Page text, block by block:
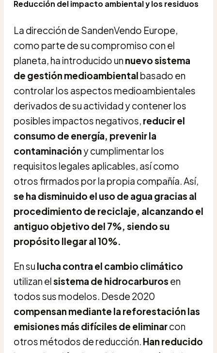
Reducción del impacto ambiental y los residuos
La dirección de SandenVendo Europe,
como parte de su compromiso con el
planeta, ha introducido un nuevosistema
de gestión medioambiental basado en
controlar los aspectos medioambientales
derivados de su actividad y contener los
posibles impactos negativos, reducir el
consumo de energía, prevenir la
contaminación y cumplimentar los
requisitos legales aplicables, así como
otros firmados por la propia compañía. Así,
se ha disminuido el uso de agua gracias al
procedimiento de reciclaje, alcanzando el
antiguo objetivo del 7%, siendo su
propósito llegar al 10%.
En su lucha contra el cambio climático
utilizan elsistema de hidrocarburos en
todos sus modelos. Desde 2020
compensan mediante la reforestación las
emisiones más difíciles de eliminarcon
otros métodos de reducción. Han reducido